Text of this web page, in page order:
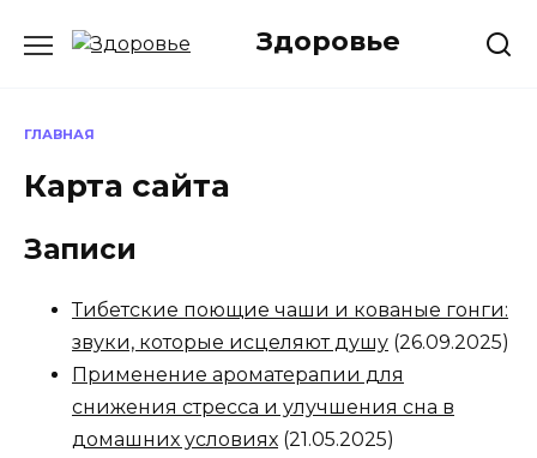
Здоровье
ГЛАВНАЯ
Карта сайта
Записи
Тибетские поющие чаши и кованые гонги:
звуки, которые исцеляют душу (26.09.2025)
Применение ароматерапии для
снижения стрессa и улучшения сна в
домашних условиях (21.05.2025)